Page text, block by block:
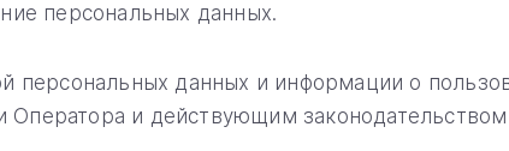
персональных данных.
персональных данных и информации о
и действующим